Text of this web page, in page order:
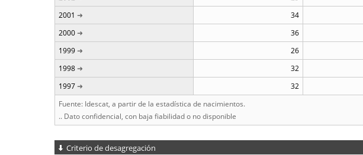
2001
34
2000
36
1999
26
1998
32
1997
32
Fuente: Idescat, a partir de la estadística de nacimientos.
.. Dato confidencial, con baja fiabilidad o no disponible
Criterio de desagregación